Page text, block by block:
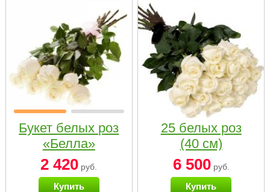
Букет белых роз
«Белла»
2 420 руб.
Купить
25 белых роз
(40 см)
6 500руб.
Купить